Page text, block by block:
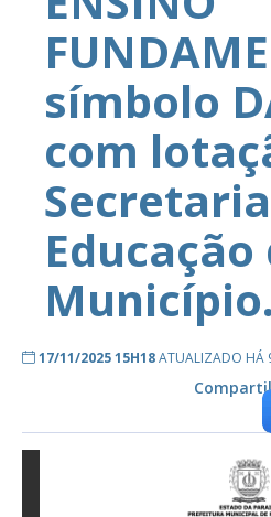
símbolo
com
Município.
17/11/2025 15H18ATUALIZADO HÁ